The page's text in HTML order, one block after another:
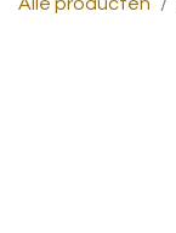
Alle producten